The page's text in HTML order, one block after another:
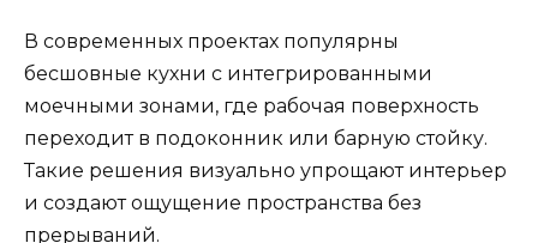
В современных проектах популярны
бесшовные кухни с интегрированными
моечными зонами, где рабочая поверхность
переходит в подоконник или барную стойку.
Такие решения визуально упрощают интерьер
и создают ощущение пространства без
прерываний.